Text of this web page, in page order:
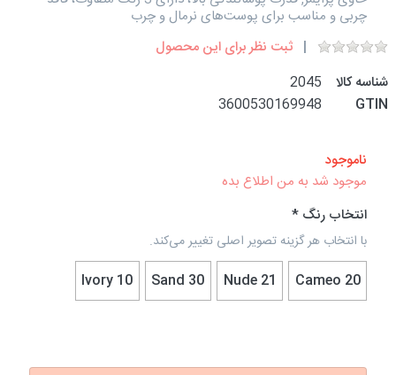
چربی و مناسب برای پوست‌های نرمال و چرب
ثبت نظر برای این محصول
شناسه کالا
2045
GTIN
3600530169948
ناموجود
موجود شد به من اطلاع بده
انتخاب رنگ
با انتخاب هر گزینه تصویر اصلی تغییر می‌کند.
Cameo 20
Nude 21
30 Sand
10 Ivory